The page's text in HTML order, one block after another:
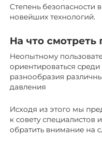
Степень безопасности
новейших технологий.
На что смотреть
Неопытному
ориентироваться
разнообразия
давления
Исходя из этого мы
к совету специалистов
обратить внимание на